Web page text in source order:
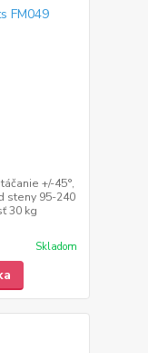
+/-45°,
steny 95-240
30 kg
Skladom